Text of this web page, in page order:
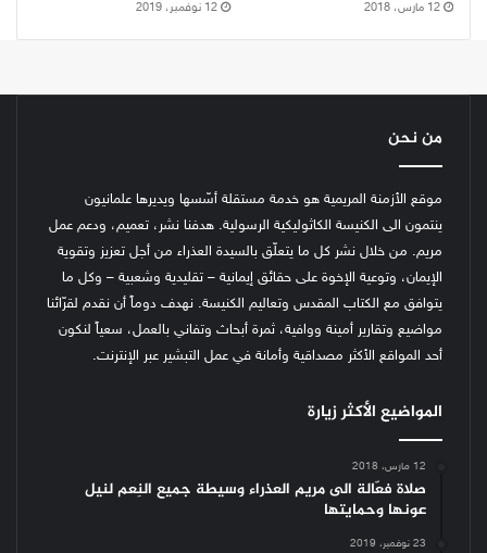
12 مارس، 2018 12 نوفمبر، 2019
من نحن
موقع الأزمنة المريمية هو خدمة مستقلة أسّسها ويديرها علمانيون
ينتمون الى الكنيسة الكاثوليكية الرسولية. هدفنا نشر، تعميم، ودعم عمل
مريم. من خلال نشر كل ما يتعلّق بالسيدة العذراء من أجل تعزيز وتقوية
الإيمان، وتوعية الإخوة على حقائق إيمانية – تقليدية وشعبية – وكل ما
يتوافق مع الكتاب المقدس وتعاليم الكنيسة. نهدف دوماً أن نقدم لقرّائنا
مواضيع وتقارير أمينة ووافية، ثمرة أبحاث وتفاني بالعمل، سعياً لنكون
أحد المواقع الأكثر مصداقية وأمانة في عمل التبشير عبر الإنترنت.
المواضيع الأكثر زيارة
12 مارس، 2018
صلاة فعّالة الى مريم العذراء وسيطة جميع النِعم لنيل
عونها وحمايتها
23 نوفمبر، 2019